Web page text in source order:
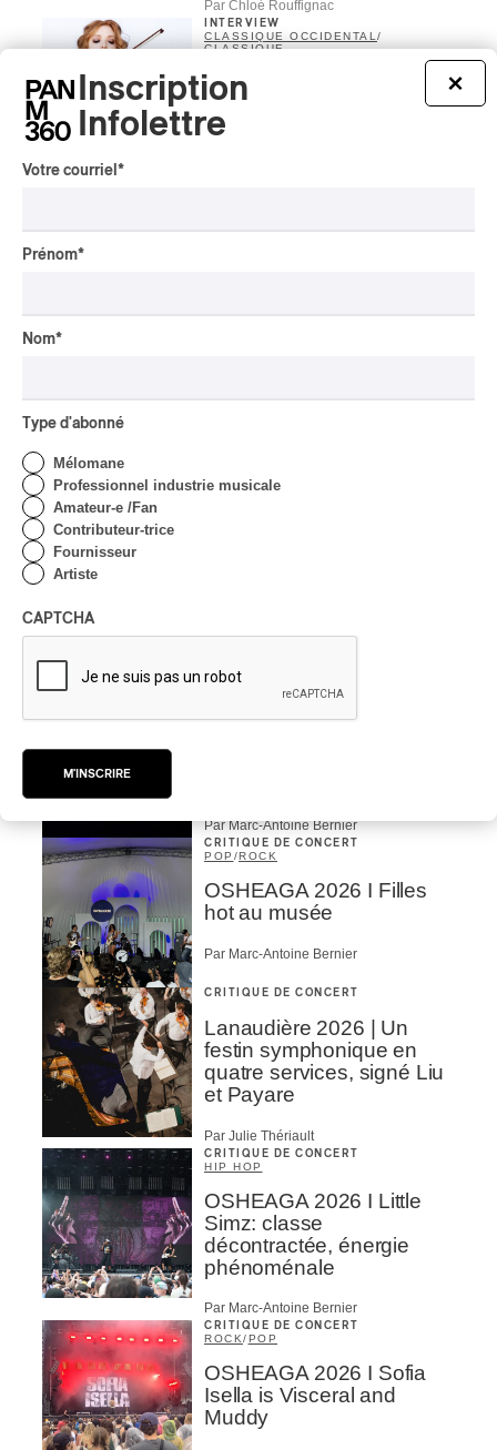
Par Chloé Rouffignac
INTERVIEW
CLASSIQUE OCCIDENTAL /
CLASSIQUE
Domaine Forget 2026
| Bach éternel et éternelles
passions avec Rachel
CLASSIQUE
portée par des voix
scène de la Forêt
gigantesque défouloir
Par Marc-Antoine Bernier
CRITIQUE DE CONCERT
Par Marc-Antoine Bernier
CRITIQUE DE CONCERT
POP /ROCK
OSHEAGA 2026 I Filles
hot au musée
Par Marc-Antoine Bernier
CRITIQUE DE CONCERT
Lanaudière 2026 | Un
festin symphonique en
quatre services, signé Liu
et Payare
Par Julie Thériault
CRITIQUE DE CONCERT
HIP HOP
OSHEAGA 2026 I Little
Simz: classe
décontractée, énergie
phénoménale
Par Marc-Antoine Bernier
CRITIQUE DE CONCERT
ROCK/POP
OSHEAGA 2026 I Sofia
Isella is Visceral and
Muddy
×
Inscription
Infolettre
Votre courriel *
Prénom*
Nom*
Type d'abonné
Mélomane
Professionnel industrie musicale
Amateur-e /Fan
Contributeur-trice
Fournisseur
Artiste
CAPTCHA
M'INSCRIRE